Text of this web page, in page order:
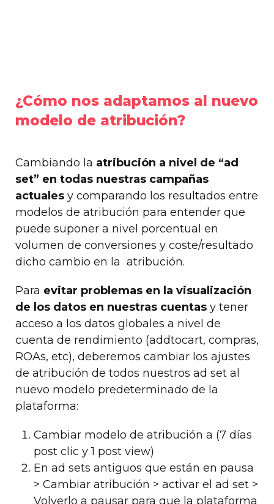
¿Cómo nos adaptamos al nuevo
modelo de atribución?
Cambiando la atribución a nivel de “ad
set” en todas nuestras campañas
actuales y comparando los resultados entre
modelos de atribución para entender que
puede suponer a nivel porcentual en
volumen de conversiones y coste/resultado
dicho cambio en la atribución.
Para evitar problemas en la visualización
de los datos en nuestras cuentas y tener
acceso a los datos globales a nivel de
cuenta de rendimiento (addtocart, compras,
ROAs, etc), deberemos cambiar los ajustes
de atribución de todos nuestros ad set al
nuevo modelo predeterminado de la
plataforma:
Cambiar modelo de atribución a (7 días
post clic y 1 post view)
En ad sets antiguos que están en pausa
> Cambiar atribución > activar el ad set >
Volverlo a pausar para que la plataforma